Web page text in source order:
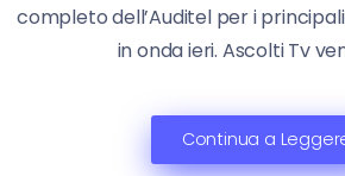
completo dell’Auditel per i
in onda ieri. Ascolti Tv
Continua a